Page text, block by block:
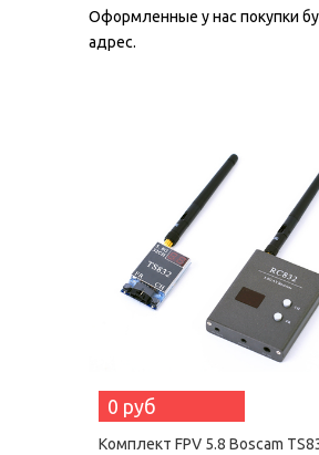
Оформленные у нас покупки
адрес.
0 руб
Комплект FPV 5.8 Boscam